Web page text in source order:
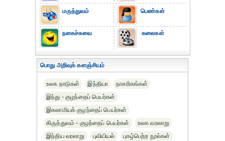
மருத்துவம்
நகைச்சுவை
பெண்கள்
கலைகள்
பொது அறிவுக் களஞ்சியம்
உலக நாடுகள் இந்தியா
நாகரிகங்கள்
இந்து - குழந்தைப் பெயர்கள்
இசுலாமியக் குழந்தைப் பெயர்கள்
கிருத்துவம் - குழந்தைப் பெயர்கள்
உலக வரலாறு
இந்திய வரலாறு
புவியியல்
புகழ்பெற்ற நூல்கள்